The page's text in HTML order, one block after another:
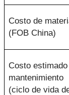
Costo de
(FOB China)
Costo
mantenimiento
(ciclo de vida